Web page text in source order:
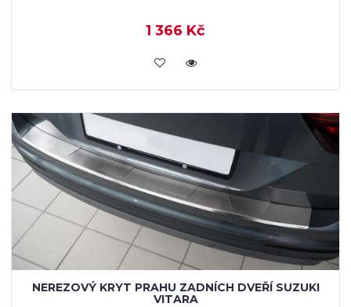
1 366 Kč
KOUPIT
NEREZOVÝ KRYT PRAHU ZADNÍCH DVEŘÍ SUZUKI
VITARA